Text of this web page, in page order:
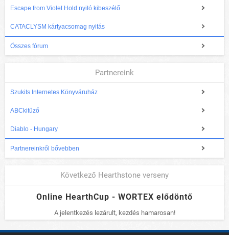
Escape from Violet Hold nyitó kibeszélő
CATACLYSM kártyacsomag nyitás
Összes fórum
Partnereink
Szukits Internetes Könyváruház
ABCkitüző
Diablo - Hungary
Partnereinkről bővebben
Következő Hearthstone verseny
Online HearthCup - WORTEX elődöntő
A jelentkezés lezárult, kezdés hamarosan!